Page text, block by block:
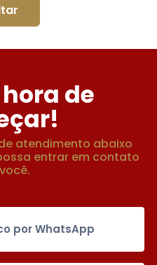
de
atendimento abaixo
entrar em contato
por WhatsApp